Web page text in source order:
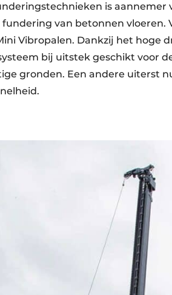
is
fundering van betonnen
Vibropalen. Dankzij het hoge
bij uitstek geschikt voor
gronden. Een andere uiterst